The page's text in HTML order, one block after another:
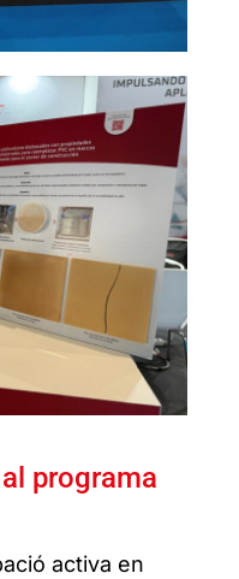
programa
activa en